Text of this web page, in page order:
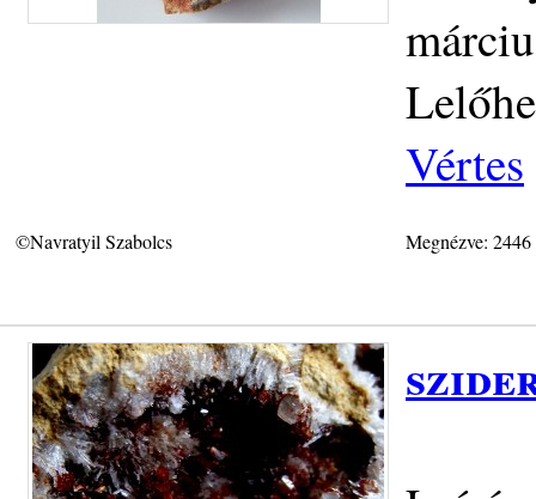
Vértes
©Navratyil Szabolcs Megnézve: